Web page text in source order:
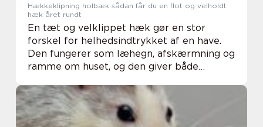
Hækkeklipning holbæk sådan får du en flot og velholdt
hæk året rundt
En tæt og velklippet hæk gør en stor
forskel for helhedsindtrykket af en have.
Den fungerer som læhegn, afskærmning og
ramme om huset, og den giver både
Holbæk oplever, at hækklipning hurtigt
bliver en tidskræve...